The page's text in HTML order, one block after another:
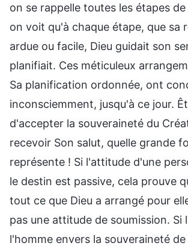
on se rappelle toutes les étapes
on voit qu'à chaque étape, que sa
ardue ou facile, Dieu guidait son
planifiait. Ces méticuleux
Sa planification ordonnée, ont
inconsciemment, jusqu'à ce jour.
d'accepter la souveraineté du
recevoir Son salut, quelle grande
représente ! Si l'attitude d'une
le destin est passive, cela prouve
tout ce que Dieu a arrangé pour
pas une attitude de soumission. Si
l'homme envers la souveraineté de